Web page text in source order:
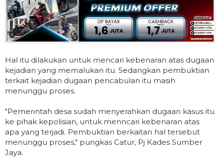
Hal itu dilakukan untuk mencari kebenaran atas dugaan
kejadian yang memalukan itu. Sedangkan pembuktian
terkait kejadian dugaan pencabulan itu masih
menunggu proses.
"Pemerintah desa sudah menyerahkan dugaan kasus itu
ke pihak kepolisian, untuk menncari kebenaran atas
apa yang terjadi. Pembuktian berkaitan hal tersebut
menunggu proses," pungkas Catur, Pj Kades Sumber
Jaya.